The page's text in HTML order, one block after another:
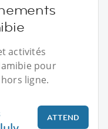
activités
pour
ligne.
ATTEND